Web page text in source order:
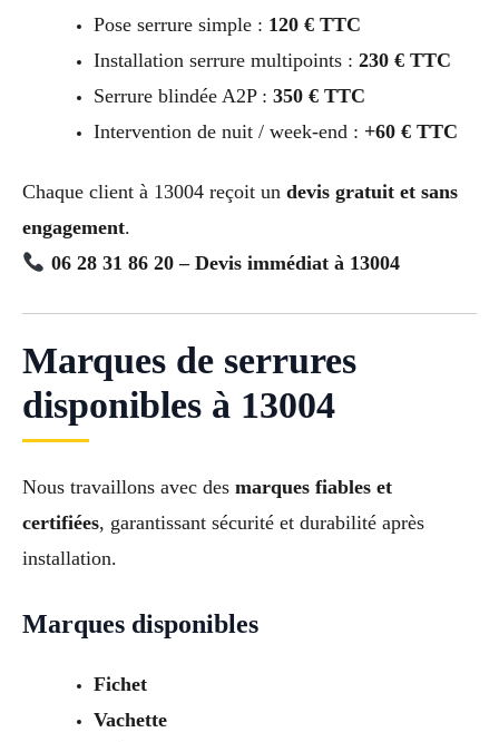
Pose serrure simple : 120 € TTC
Installation serrure multipoints : 230 € TTC
Serrure blindée A2P : 350 € TTC
Intervention de nuit / week-end : +60 € TTC
Chaque client à 13004 reçoit un devis gratuit et sans
engagement.
06 28 31 86 20 – Devis immédiat à 13004
Marques de serrures
disponibles à 13004
Nous travaillons avec des marques fiables et
certifiées, garantissant sécurité et durabilité après
installation.
Marques disponibles
Fichet
Vachette